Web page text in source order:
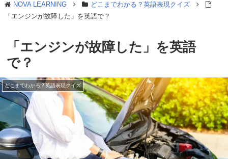
NOVA LEARNING
どこまでわかる？英語表現クイズ
「エンジンが故障した」を英語で？
「エンジンが故障した」を英語
で？
どこまでわかる？英語表現クイズ